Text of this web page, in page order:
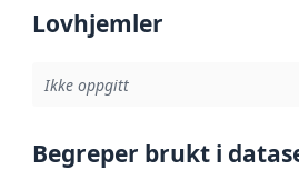
Lovhjemler
Ikke oppgitt
Begreper brukt i